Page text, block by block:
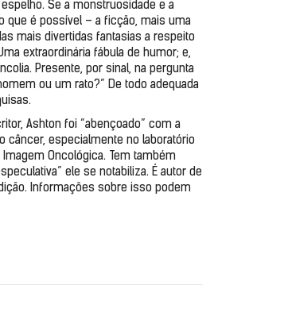
Se a monstruosidade e a
é possível – a ficção, mais uma
mais divertidas fantasias a respeito
extraordinária fábula de humor; e,
Presente, por sinal, na pergunta
ou um rato?” De todo adequada
Ashton foi “abençoado” com a
câncer, especialmente no laboratório
Oncológica. Tem também
ele se notabiliza. É autor de
Informações sobre isso podem